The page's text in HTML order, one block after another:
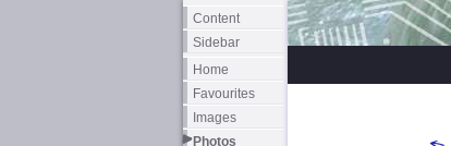
Content
Sidebar
Home
Favourites
Images
Photos